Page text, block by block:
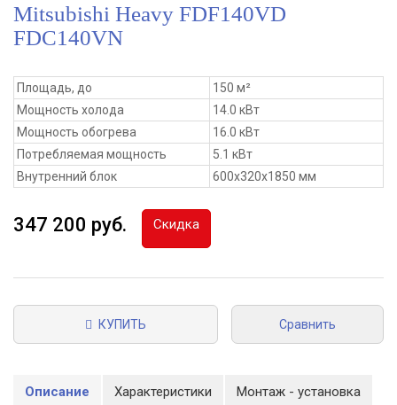
Mitsubishi Heavy FDF140VD
FDC140VN
Площадь, до
150 м²
Мощность холода
14.0 кВт
Мощность обогрева
16.0 кВт
Потребляемая мощность
5.1 кВт
Внутренний блок
600x320x1850 мм
347 200 руб. Скидка
КУПИТЬ Сравнить
Описание Характеристики Монтаж - установка